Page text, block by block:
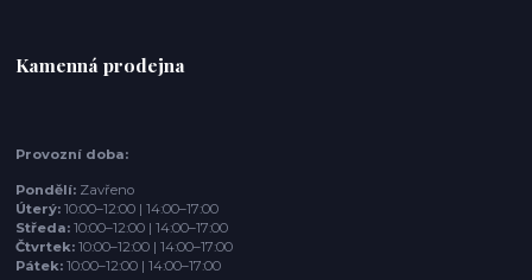
Kamenná prodejna
Provozní doba:
Pondělí: Zavřeno
Úterý: 10:00–12:00 | 14:00–17:00
Středa: 10:00–12:00 | 14:00–17:00
Čtvrtek: 10:00–12:00 | 14:00–17:00
Pátek: 10:00–12:00 | 14:00–17:00